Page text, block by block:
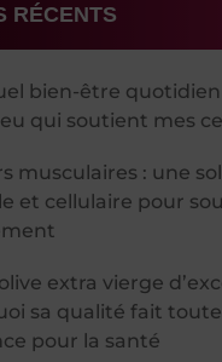
RÉCENTS
bien-être quotidien
qui soutient mes
musculaires : une
et cellulaire pour
extra vierge
sa qualité fait toute
pour la santé